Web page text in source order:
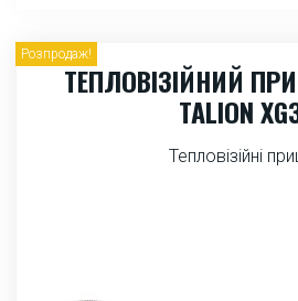
Розпродаж!
ТЕПЛОВІЗІЙНИЙ
TALION
Тепловізійні